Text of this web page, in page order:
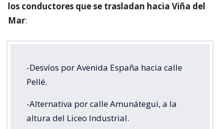
los conductores que se trasladan hacia Viña del
Mar:
-Desvíos por Avenida España hacia calle
Pellé.
-Alternativa por calle Amunátegui, a la
altura del Liceo Industrial.